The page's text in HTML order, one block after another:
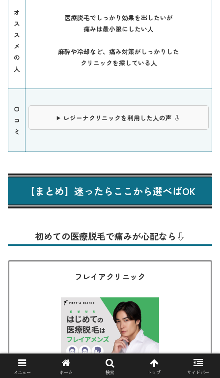
オ
ス
ス
メ
の
人
医療脱毛でしっかり効果を出したいが
痛みは最小限にしたい人
麻酔や冷却など、痛み対策がしっかりした
クリニックを探している人
口
コ
ミ
レジーナクリニックを利用した人の声 ⇩
【まとめ】迷ったらここから選べばOK
初めての医療脱毛で痛みが心配なら⇩
フレイアクリニック
メニュー ホーム 検索 トップ サイドバー